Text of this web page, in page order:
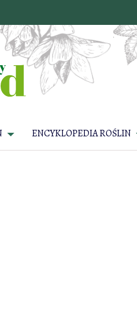
ENCYKLOPEDIA ROŚLIN